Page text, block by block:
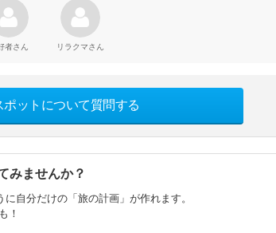
者さん リラクマさん
ポットについて質問する
みませんか？
自分だけの「旅の計画」が作れます。
！